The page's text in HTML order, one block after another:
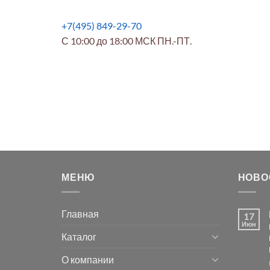
+7(495) 849-29-70
С 10:00 до 18:00 МСК ПН.-ПТ.
МЕНЮ
Главная
Каталог
О компании
17
Июн